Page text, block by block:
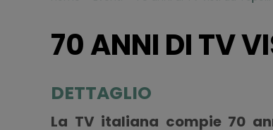
70 ANNI DI TV
DETTAGLIO
La TV italiana compie 70